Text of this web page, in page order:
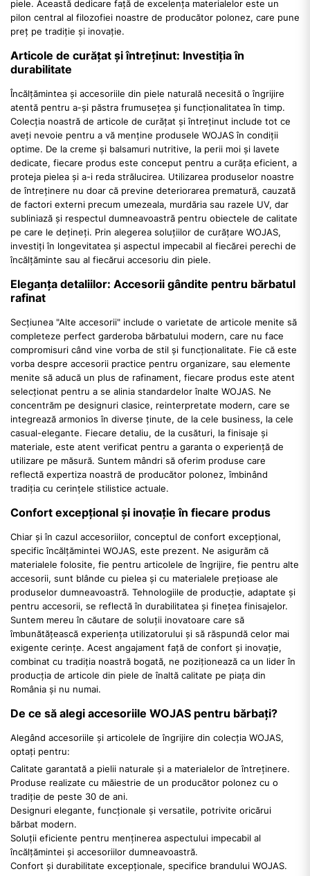
piele. Această dedicare față de excelența materialelor este un
pilon central al filozofiei noastre de producător polonez, care pune
preț pe tradiție și inovație.
Articole de curățat și întreținut: Investiția în
durabilitate
Încălțămintea și accesoriile din piele naturală necesită o îngrijire
atentă pentru a-și păstra frumusețea și funcționalitatea în timp.
Colecția noastră de articole de curățat și întreținut include tot ce
aveți nevoie pentru a vă menține produsele WOJAS în condiții
optime. De la creme și balsamuri nutritive, la perii moi și lavete
dedicate, fiecare produs este conceput pentru a curăța eficient, a
proteja pielea și a-i reda strălucirea. Utilizarea produselor noastre
de întreținere nu doar că previne deteriorarea prematură, cauzată
de factori externi precum umezeala, murdăria sau razele UV, dar
subliniază și respectul dumneavoastră pentru obiectele de calitate
pe care le dețineți. Prin alegerea soluțiilor de curățare WOJAS,
investiți în longevitatea și aspectul impecabil al fiecărei perechi de
încălțăminte sau al fiecărui accesoriu din piele.
Eleganța detaliilor: Accesorii gândite pentru bărbatul
rafinat
Secțiunea "Alte accesorii" include o varietate de articole menite să
completeze perfect garderoba bărbatului modern, care nu face
compromisuri când vine vorba de stil și funcționalitate. Fie că este
vorba despre accesorii practice pentru organizare, sau elemente
menite să aducă un plus de rafinament, fiecare produs este atent
selecționat pentru a se alinia standardelor înalte WOJAS. Ne
concentrăm pe designuri clasice, reinterpretate modern, care se
integrează armonios în diverse ținute, de la cele business, la cele
casual-elegante. Fiecare detaliu, de la cusături, la finisaje și
materiale, este atent verificat pentru a garanta o experiență de
utilizare pe măsură. Suntem mândri să oferim produse care
reflectă expertiza noastră de producător polonez, îmbinând
tradiția cu cerințele stilistice actuale.
Confort excepțional și inovație în fiecare produs
Chiar și în cazul accesoriilor, conceptul de confort excepțional,
specific încălțămintei WOJAS, este prezent. Ne asigurăm că
materialele folosite, fie pentru articolele de îngrijire, fie pentru alte
accesorii, sunt blânde cu pielea și cu materialele prețioase ale
produselor dumneavoastră. Tehnologiile de producție, adaptate și
pentru accesorii, se reflectă în durabilitatea și finețea finisajelor.
Suntem mereu în căutare de soluții inovatoare care să
îmbunătățească experiența utilizatorului și să răspundă celor mai
exigente cerințe. Acest angajament față de confort și inovație,
combinat cu tradiția noastră bogată, ne poziționează ca un lider în
producția de articole din piele de înaltă calitate pe piața din
România și nu numai.
De ce să alegi accesoriile WOJAS pentru bărbați?
Alegând accesoriile și articolele de îngrijire din colecția WOJAS,
optați pentru:
Calitate garantată a pielii naturale și a materialelor de întreținere.
Produse realizate cu măiestrie de un producător polonez cu o
tradiție de peste 30 de ani.
Designuri elegante, funcționale și versatile, potrivite oricărui
bărbat modern.
Soluții eficiente pentru menținerea aspectului impecabil al
încălțămintei și accesoriilor dumneavoastră.
Confort și durabilitate excepționale, specifice brandului WOJAS.